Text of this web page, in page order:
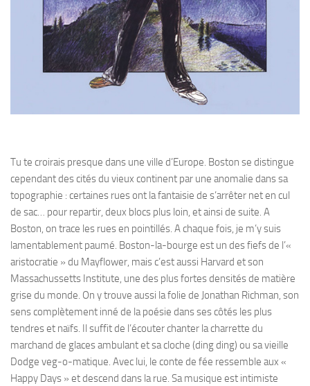
Tu te croirais presque dans une ville d’Europe. Boston se distingue
cependant des cités du vieux continent par une anomalie dans sa
topographie : certaines rues ont la fantaisie de s’arrêter net en cul
de sac… pour repartir, deux blocs plus loin, et ainsi de suite. A
Boston, on trace les rues en pointillés. A chaque fois, je m’y suis
lamentablement paumé. Boston-la-bourge est un des fiefs de l’«
aristocratie » du Mayflower, mais c’est aussi Harvard et son
Massachussetts Institute, une des plus fortes densités de matière
grise du monde. On y trouve aussi la folie de Jonathan Richman, son
sens complètement inné de la poésie dans ses côtés les plus
tendres et naïfs. Il suffit de l’écouter chanter la charrette du
marchand de glaces ambulant et sa cloche (ding ding) ou sa vieille
Dodge veg-o-matique. Avec lui, le conte de fée ressemble aux «
Happy Days » et descend dans la rue. Sa musique est intimiste